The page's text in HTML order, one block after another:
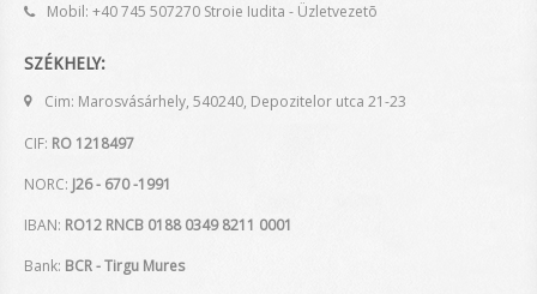
Mobil: +40 745 507270 Stroie Iudita - Üzletvezetõ
SZÉKHELY:
Cim: Marosvásárhely, 540240, Depozitelor utca 21-23
CIF: RO 1218497
NORC: J26 - 670 -1991
IBAN: RO12 RNCB 0188 0349 8211 0001
Bank: BCR - Tirgu Mures